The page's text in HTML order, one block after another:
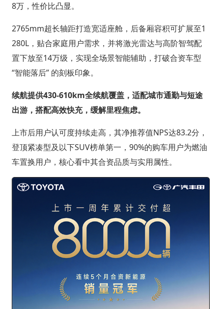
8万，性价比凸显。
2765mm超长轴距打造宽适座舱，后备厢容积可扩展至1
280L，贴合家庭用户需求，并将激光雷达与高阶智驾配
置下放至14万级，实现全场景智能辅助，打破合资车型
“智能落后” 的刻板印象。
续航提供430-610km全续航覆盖，适配城市通勤与短途
出游，搭配高效快充，缓解里程焦虑。
上市后用户认可度持续走高，其净推荐值NPS达83.2分，
登顶紧凑型及以下SUV榜单第一，90%的购车用户为燃油
车置换用户，核心看中其合资品质与实用属性。